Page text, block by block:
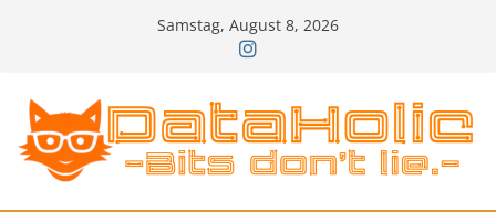
Samstag, August 8, 2026